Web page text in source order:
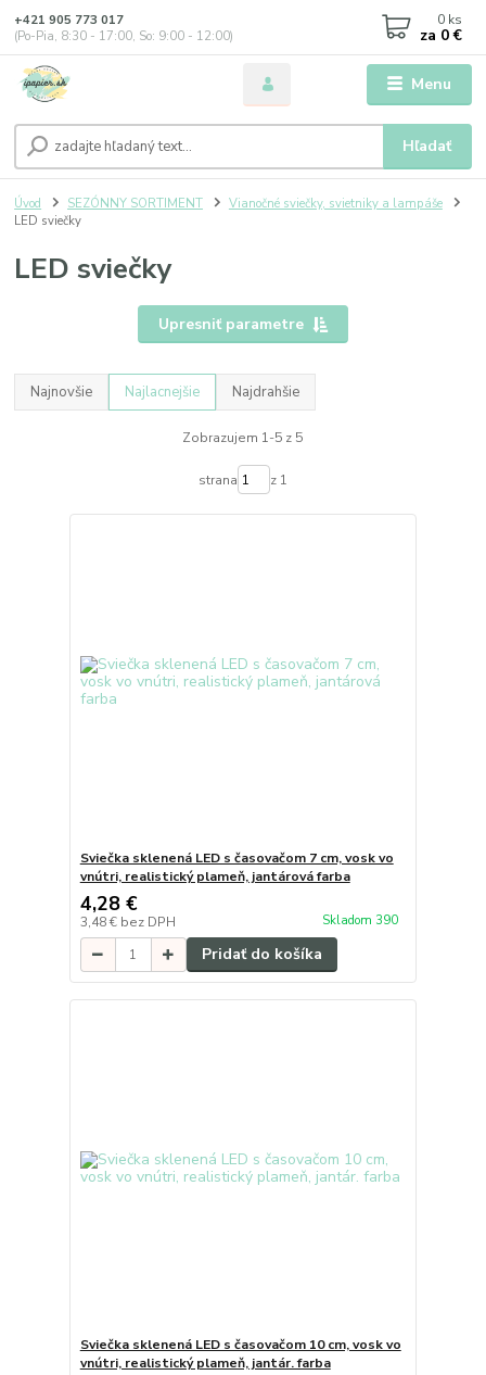
Menu
Hľadať
+421 905 773 017
(Po-Pia, 8:30 - 17:00, So: 9:00 - 12:00)
0 ks
za 0 €
Úvod SEZÓNNY SORTIMENT
Vianočné sviečky, svietniky a lampáše
LED sviečky
LED sviečky
Upresniť parametre
Najnovšie Najlacnejšie Najdrahšie
Zobrazujem 1-5 z 5
strana z 1
Sviečka sklenená LED s časovačom 7 cm, vosk vo
vnútri, realistický plameň, jantárová farba
4,28 €
3,48 € bez DPH Skladom 390
Pridať do košíka
Sviečka sklenená LED s časovačom 10 cm, vosk vo
vnútri, realistický plameň, jantár. farba